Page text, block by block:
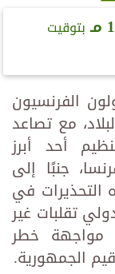
بتوقيت
الفرنسيون
مع تصاعد
أحد أبرز
جنبًا إلى
التحذيرات في
تقلبات غير
مواجهة خطر
الجمهورية.